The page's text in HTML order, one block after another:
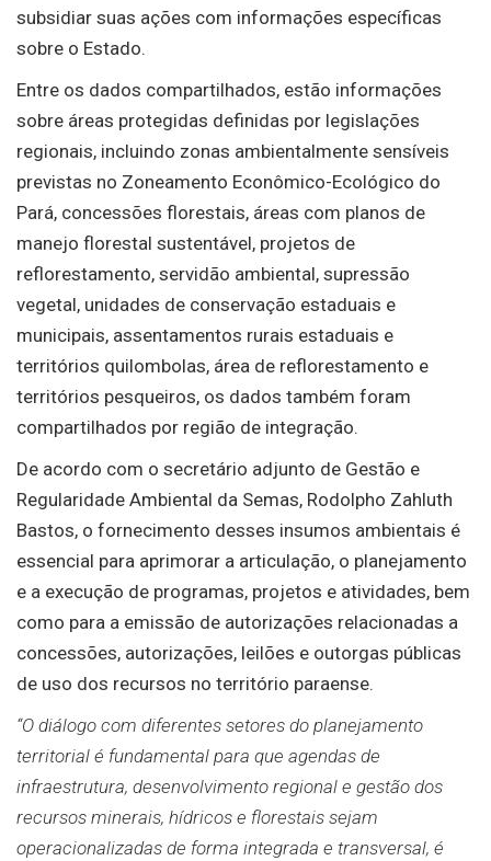
subsidiar suas ações com informações específicas
sobre o Estado.
Entre os dados compartilhados, estão informações
sobre áreas protegidas definidas por legislações
regionais, incluindo zonas ambientalmente sensíveis
previstas no Zoneamento Econômico-Ecológico do
Pará, concessões florestais, áreas com planos de
manejo florestal sustentável, projetos de
reflorestamento, servidão ambiental, supressão
vegetal, unidades de conservação estaduais e
municipais, assentamentos rurais estaduais e
territórios quilombolas, área de reflorestamento e
territórios pesqueiros, os dados também foram
compartilhados por região de integração.
De acordo com o secretário adjunto de Gestão e
Regularidade Ambiental da Semas, Rodolpho Zahluth
Bastos, o fornecimento desses insumos ambientais é
essencial para aprimorar a articulação, o planejamento
e a execução de programas, projetos e atividades, bem
como para a emissão de autorizações relacionadas a
concessões, autorizações, leilões e outorgas públicas
de uso dos recursos no território paraense.
“O diálogo com diferentes setores do planejamento
territorial é fundamental para que agendas de
infraestrutura, desenvolvimento regional e gestão dos
recursos minerais, hídricos e florestais sejam
operacionalizadas de forma integrada e transversal, é